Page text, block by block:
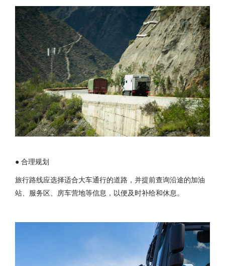
● 合理规划
旅行路线应选择适合大车通行的道路，并提前查询沿途的加油
站、服务区、房车营地等信息，以便及时补给和休息。